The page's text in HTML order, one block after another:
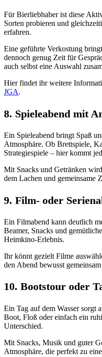
Für Bierliebhaber ist diese
Sorten probieren und
erfahren.
Eine geführte Verkostung
dennoch genug Zeit für
auch selbst eine Auswahl
Hier findet ihr weitere
JGA.
8. Spieleabend mit
Ein Spieleabend bringt Spaß
Atmosphäre. Ob Brettspiele,
Strategiespiele – hier kommt
Mit Snacks und Getränken
dem Lachen und gemeinsame
9. Film- oder
Ein Filmabend kann deutlich
Beamer, Snacks und
Heimkino-Erlebnis.
Ihr könnt gezielt Filme
den Abend bewusst
10. Bootstour oder
Ein Tag auf dem Wasser sorgt
Boot, Floß oder einfach ein
Unterschied.
Mit Snacks, Musik und guter
Atmosphäre, die perfekt zu